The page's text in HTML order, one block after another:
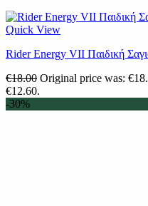
Quick View
Rider Energy VII Παιδική
€18.00 Original price was:
€12.60.
-30%